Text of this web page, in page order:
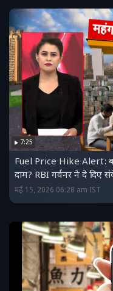
7:25
Fuel Price Hike Alert:
दाम? RBI गर्वनर ने दे दिए
मई 15, 2026 06:28 am IST